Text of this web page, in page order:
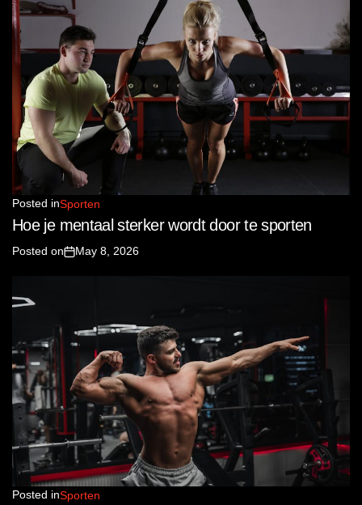
Posted inSporten
Hoe je mentaal sterker wordt door te sporten
Posted on May 8, 2026
Posted inSporten